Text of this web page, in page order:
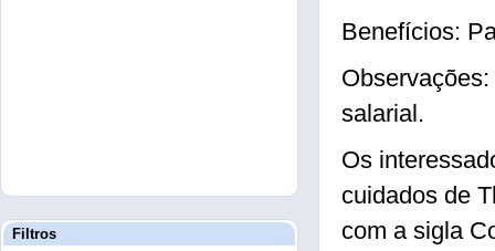
Benefícios:
salarial.
Os
cuidados de
com a sigla
Filtros